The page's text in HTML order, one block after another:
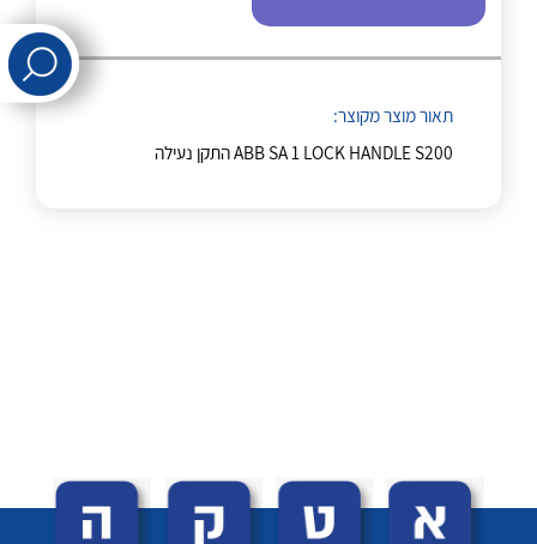
תאור מוצר מקוצר:
ABB SA 1 LOCK HANDLE S200 התקן נעילה